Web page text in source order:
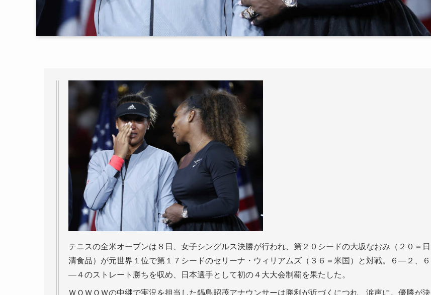
テニスの全米オープンは８日、女子シングルス決勝が行われ、第２０シードの大坂なおみ（２０＝日
清食品）が元世界１位で第１７シードのセリーナ・ウィリアムズ（３６＝米国）と対戦。６―２、６
―４のストレート勝ちを収め、日本選手として初の４大大会制覇を果たした。
ＷＯＷＯＷの中継で実況を担当した鍋島昭茂アナウンサーは勝利が近づくにつれ、涙声に。優勝が決